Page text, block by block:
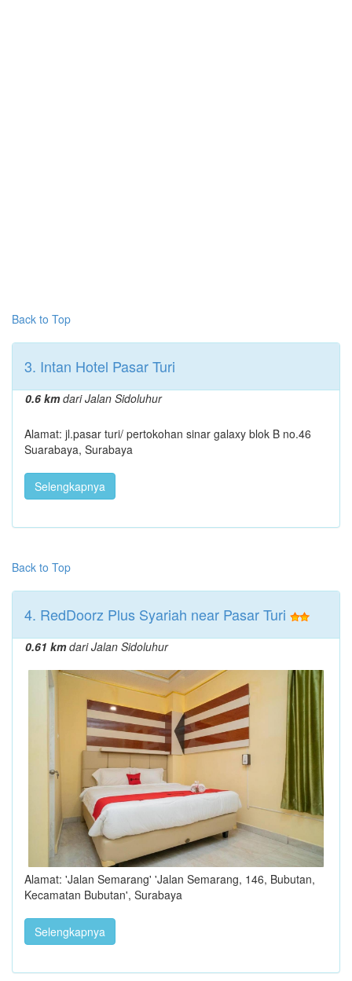
Back to Top
3. Intan Hotel Pasar Turi
0.6 kmdari Jalan Sidoluhur
Alamat: jl.pasar turi/ pertokohan sinar galaxy blok B no.46
Suarabaya, Surabaya
Selengkapnya
Back to Top
4. RedDoorz Plus Syariah near Pasar Turi
0.61 kmdari Jalan Sidoluhur
Alamat: 'Jalan Semarang' 'Jalan Semarang, 146, Bubutan,
Kecamatan Bubutan', Surabaya
Selengkapnya